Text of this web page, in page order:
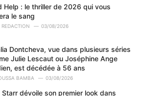
Help : le thriller de 2026 qui vous
le sang
REDACTION 03/08/2026
Dontcheva, vue dans plusieurs séries
Julie Lescaut ou Joséphine Ange
est décédée à 56 ans
BAMBA 03/08/2026
Starr dévoile son premier look dans